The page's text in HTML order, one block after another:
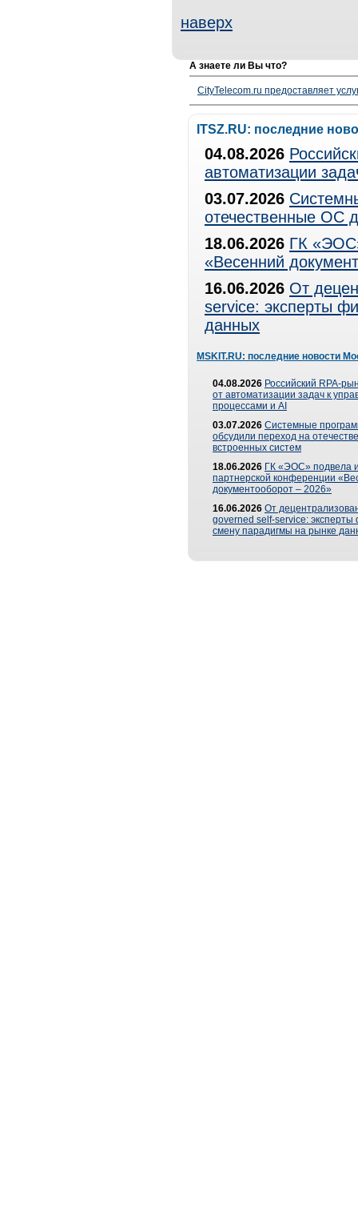
наверх
А знаете ли Вы что?
CityTelecom.ru предоставляет
ITSZ.RU: последние
04.08.2026
автоматизации
03.07.2026
отечественные ОС
18.06.2026 ГК
«Весенний
16.06.2026 От
service: эксперты
данных
MSKIT.RU: последние новости
04.08.2026 Российский RPA-
от автоматизации задач к
процессами и AI
03.07.2026 Системные
обсудили переход на
встроенных систем
18.06.2026 ГК «ЭОС» подвела
партнерской конференции
документооборот – 2026»
16.06.2026 От
governed self-service: эксперты
смену парадигмы на рынке